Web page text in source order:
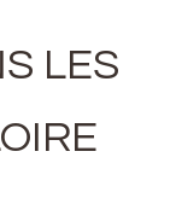
LES